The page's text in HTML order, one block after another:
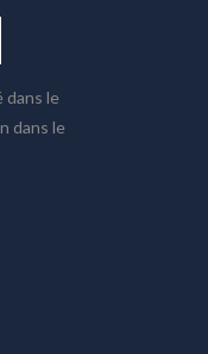
dans le
dans le